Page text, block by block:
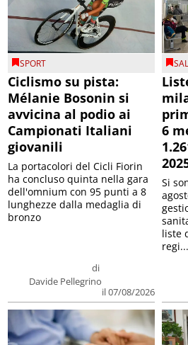
SPORT
Ciclismo su pista:
Mélanie Bosonin si
avvicina al podio ai
Campionati Italiani
giovanili
di
Davide Pellegrino
il 07/08/2026
La portacolori del Cicli Fiorin
ha concluso quinta nella gara
dell'omnium con 95 punti a 8
lunghezze dalla medaglia di
bronzo
6
Si
liste
regi...